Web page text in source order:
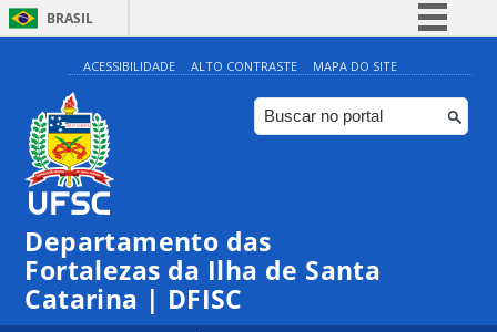
BRASIL
Simplifique!
Comunica BR
Participe
ACESSIBILIDADE ALTO CONTRASTE MAPA DO SITE
Departamento das
Fortalezas da Ilha de Santa
Catarina | DFISC